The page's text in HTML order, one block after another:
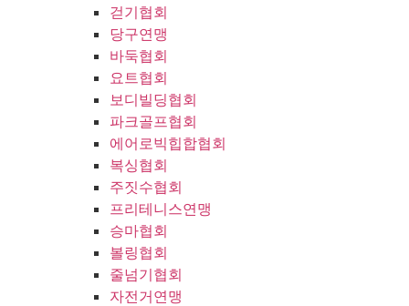
걷기협회
당구연맹
바둑협회
요트협회
보디빌딩협회
파크골프협회
에어로빅힙합협회
복싱협회
주짓수협회
프리테니스연맹
승마협회
볼링협회
줄넘기협회
자전거연맹